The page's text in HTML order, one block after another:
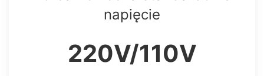
napięcie
220V/110V